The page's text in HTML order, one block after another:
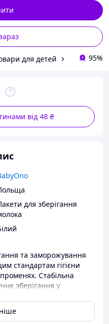
для детей 95%
від 48 ₴
для зберігання
та заморожування
стандартам гігієни
Стабільна
зберігання у
струнний замок
проникненню